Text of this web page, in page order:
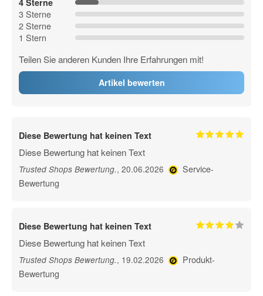
4 Sterne
3 Sterne
2 Sterne
1 Stern
Teilen Sie anderen Kunden Ihre Erfahrungen mit!
Artikel bewerten
Diese Bewertung hat keinen Text
Diese Bewertung hat keinen Text
Trusted Shops Bewertung., 20.06.2026
Service-
Bewertung
Diese Bewertung hat keinen Text
Diese Bewertung hat keinen Text
Trusted Shops Bewertung., 19.02.2026
Produkt-
Bewertung